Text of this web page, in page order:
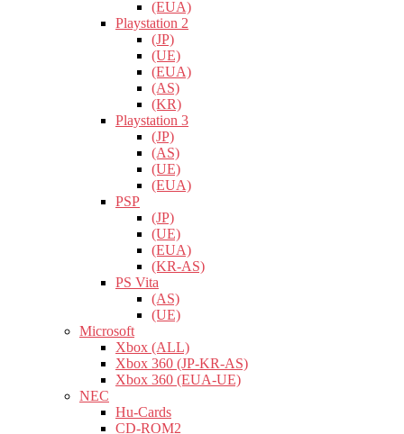
(EUA)
Playstation 2
(JP)
(UE)
(EUA)
(AS)
(KR)
Playstation 3
(JP)
(AS)
(UE)
(EUA)
PSP
(JP)
(UE)
(EUA)
(KR-AS)
PS Vita
(AS)
(UE)
Microsoft
Xbox (ALL)
Xbox 360 (JP-KR-AS)
Xbox 360 (EUA-UE)
NEC
Hu-Cards
CD-ROM2